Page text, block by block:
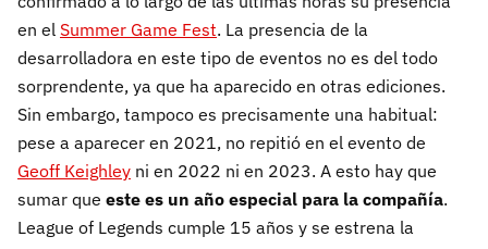
en el Summer Game Fest. La presencia de la
desarrolladora en este tipo de eventos no es del todo
sorprendente, ya que ha aparecido en otras ediciones.
Sin embargo, tampoco es precisamente una habitual:
pese a aparecer en 2021, no repitió en el evento de
Geoff Keighley ni en 2022 ni en 2023. A esto hay que
sumar que este es un año especial para la compañía.
League of Legends cumple 15 años y se estrena la